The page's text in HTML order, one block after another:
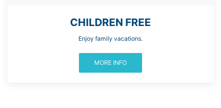
CHILDREN FREE
Enjoy family vacations.
MORE INFO